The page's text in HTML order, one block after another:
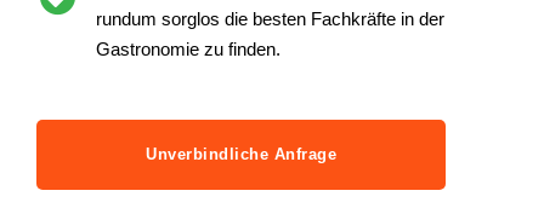
rundum sorglos die besten Fachkräfte in der
Gastronomie zu finden.
Unverbindliche Anfrage